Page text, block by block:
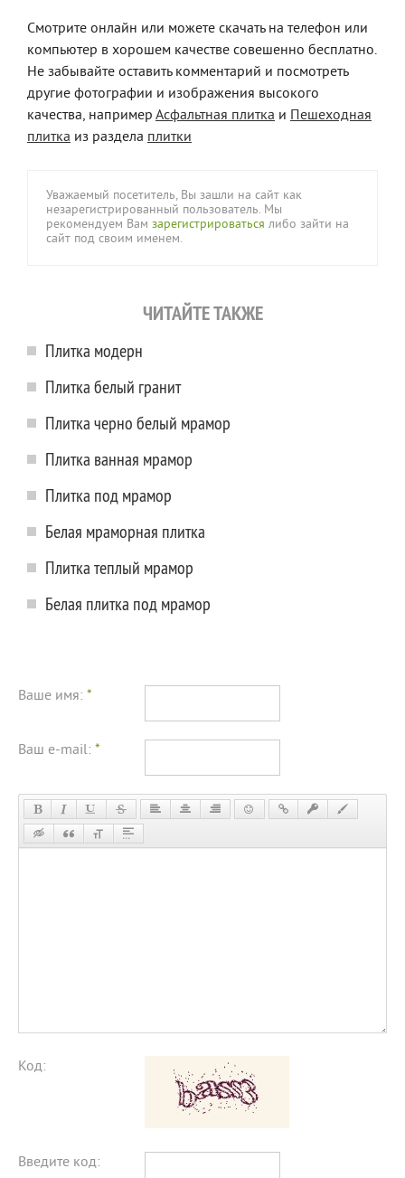
Смотрите онлайн или можете скачать на телефон или
компьютер в хорошем качестве совешенно бесплатно.
Не забывайте оставить комментарий и посмотреть
другие фотографии и изображения высокого
качества, например Асфальтная плитка и Пешеходная
плитка из раздела плитки
Уважаемый посетитель, Вы зашли на сайт как
незарегистрированный пользователь. Мы
рекомендуем Вам зарегистрироваться либо зайти на
сайт под своим именем.
ЧИТАЙТЕ ТАКЖЕ
Плитка модерн
Плитка белый гранит
Плитка черно белый мрамор
Плитка ванная мрамор
Плитка под мрамор
Белая мраморная плитка
Плитка теплый мрамор
Белая плитка под мрамор
Ваше имя: *
Ваш e-mail: *
Код:
Введите код: